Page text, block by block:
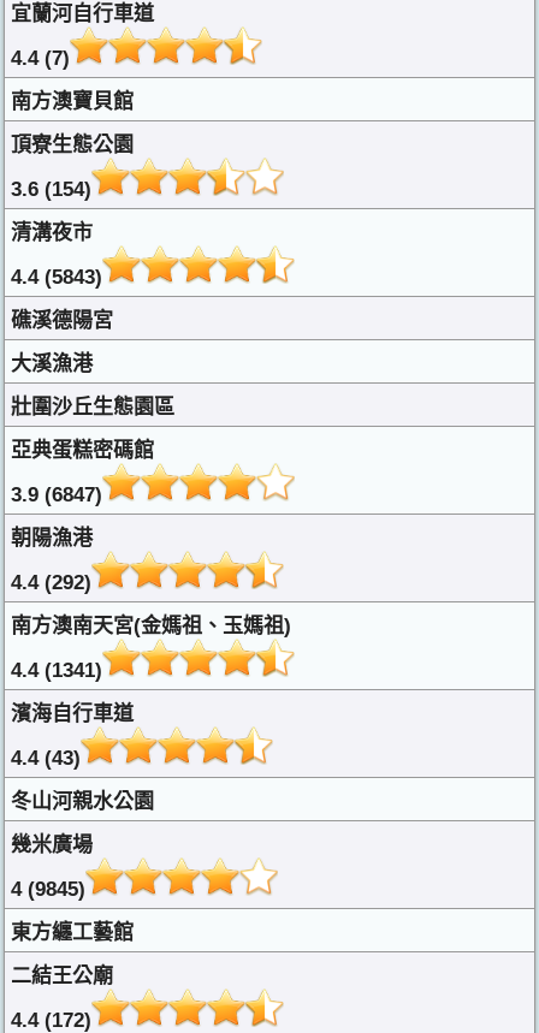
宜蘭河自行車道
4.4 (7)
南方澳寶貝館
頂寮生態公園
3.6 (154)
清溝夜市
4.4 (5843)
礁溪德陽宮
大溪漁港
壯圍沙丘生態園區
亞典蛋糕密碼館
3.9 (6847)
朝陽漁港
4.4 (292)
南方澳南天宮(金媽祖、玉媽祖)
4.4 (1341)
濱海自行車道
4.4 (43)
冬山河親水公園
幾米廣場
4 (9845)
東方纏工藝館
二結王公廟
4.4 (172)